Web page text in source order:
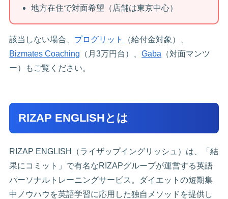
地方在住で対面希望（店舗は東京中心）
該当しない場合、 プログリット
（給付金対象）、
Bizmates Coaching （月3万円台）、Gaba （対面マンツ
ー）もご覧ください。
RIZAP ENGLISHとは
RIZAP ENGLISH（ライザップイングリッシュ）は、「結
果にコミット」で有名なRIZAPグループが運営する英語
パーソナルトレーニングサービス。ダイエットの短期集
中ノウハウを英語学習に応用した独自メソッドを提供し